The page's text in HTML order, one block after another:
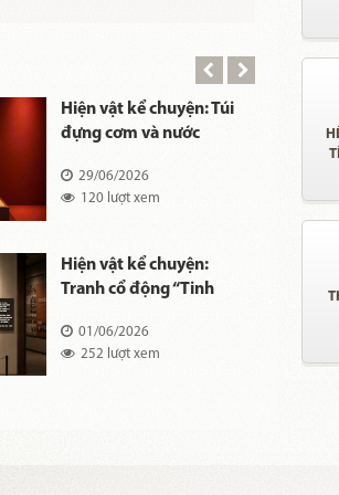
Hiện vật kể chuyện: Túi
đựng cơm và nước
Chí Minh
29/06/2026
120 lượt xem
Hiện vật kể chuyện:
Tranh cổ động “Tinh
Tám và Quốc khánh
2/9”
01/06/2026
252 lượt xem